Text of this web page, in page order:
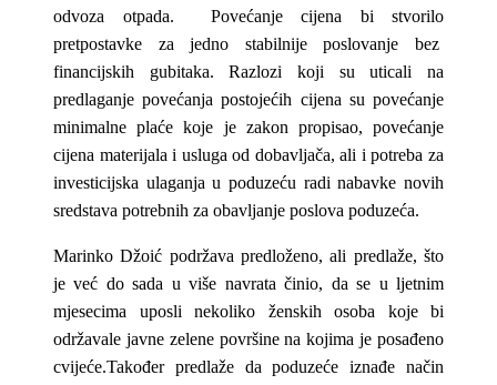
odvoza otpada. Povećanje cijena bi stvorilo
pretpostavke za jedno stabilnije poslovanje bez
financijskih gubitaka. Razlozi koji su uticali na
predlaganje povećanja postojećih cijena su povećanje
minimalne plaće koje je zakon propisao, povećanje
cijena materijala i usluga od dobavljača, ali i potreba za
investicijska ulaganja u poduzeću radi nabavke novih
sredstava potrebnih za obavljanje poslova poduzeća.
Marinko Džoić podržava predloženo, ali predlaže, što
je već do sada u više navrata činio, da se u ljetnim
mjesecima uposli nekoliko ženskih osoba koje bi
održavale javne zelene površine na kojima je posađeno
cvijeće.Također predlaže da poduzeće iznađe način